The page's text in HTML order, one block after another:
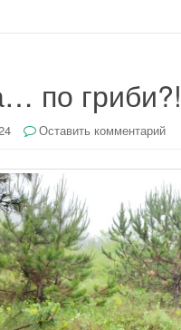
по гриби?!
Оставить комментарий